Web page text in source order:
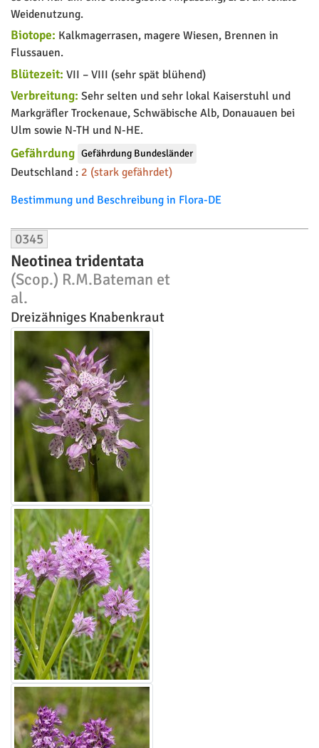
Weidenutzung.
Biotope: Kalkmagerrasen, magere Wiesen, Brennen in
Flussauen.
Blütezeit: VII – VIII (sehr spät blühend)
Verbreitung: Sehr selten und sehr lokal Kaiserstuhl und
Markgräfler Trockenaue, Schwäbische Alb, Donauauen bei
Ulm sowie N-TH und N-HE.
Gefährdung Gefährdung Bundesländer
Deutschland : 2 (stark gefährdet)
Bestimmung und Beschreibung in Flora-DE
0345
Neotinea tridentata
(Scop.) R.M.Bateman et
al.
Dreizähniges Knabenkraut